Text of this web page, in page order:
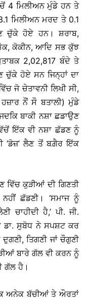
4 ਮਿਲੀਅਨ ਮੁੰਡੇ ਹਨ ਤੇ
ਮਿਲੀਅਨ ਮਰਦ ਤੇ 0.1
ਚੁੱਕੇ ਹੋਏ ਹਨ। ਸ਼ਰਾਬ,
ਕੋਕੀਨ, ਆਦਿ ਸਭ ਕੁੱਝ
2,02,817 ਬੰਦੇ ਤੇ
ਹੋਏ ਸਨ ਜਿਨ੍ਹਾਂ ਦਾ
ਜੋ ਚੇਤਾਵਨੀ ਲਿਖੀ ਸੀ,
ਨੌਂ ਸੌ ਬਤਾਲੀ) ਮੁੰਡੇ
ਬਾਕੀ ਨਸ਼ਾ ਛਡਾਉਣ
ਇੱਕ ਵੀ ਨਸ਼ਾ ਛੱਡਣ ਨੂੰ
‘ਡੋਜ਼’ ਲੈਣ ਤੋਂ ਬਗ਼ੈਰ ਇੱਕ
ਕੁੜੀਆਂ ਦੀ ਗਿਣਤੀ
ਛੱਡਣੀ। ‘ਸਮਾਜ ਨੂੰ
ਹੈ,’ ਪੀ. ਜੀ.
ਡਾ. ਸੁਬੋਧ ਨੇ ਸਪਸ਼ਟ ਕਰ
ਤਿਗਣੀ ਜਾਂ ਚੌਗੁਣੀ
ਬਾਰੇ ਗੱਲ ਵੀ ਕਰਨ ਨੂੰ
ਗੱਲ ਹੈ।
ਅਨੇਕ ਬੱਚੀਆਂ ਤੇ ਔਰਤਾਂ